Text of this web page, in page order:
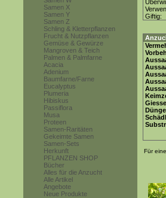
Samen X
Samen Y
Samen Z
Schling & Kletterpflanzen
Frucht & Nutzpflanzen
Gemüse & Gewürze
Mangroven & Teich
Palmen & Palmfarne
Acacia
Adenium
Baumfarne/Farne
Eucalyptus
Plumeria
Hibiskus
Passiflora
Musa
Proteen
Samen-Raritäten
Gekeimte Samen
Samen-Sets
Herkunft
PFLANZEN SHOP
Bücher
Alles für die Anzucht
Alle Artikel
Angebote
Neue Produkte
Giftig:
Für